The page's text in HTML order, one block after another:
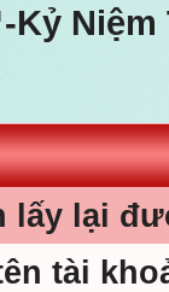
Kỷ
lấy lại
tài